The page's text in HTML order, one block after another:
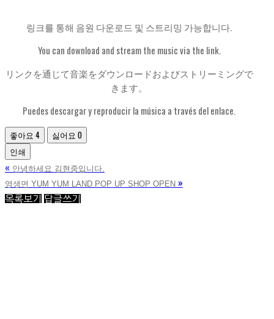
링크를 통해 음원 다운로드 및 스트리밍 가능합니다.
You can download and stream the music via the link.
リンクを通じて音楽をダウンロードおよびストリーミングで
きます。
Puedes descargar y reproducir la música a través del enlace.
좋아요 4 싫어요 0
인쇄
« 안녕하세요 김현중입니다.
영생면 YUM YUM LAND POP UP SHOP OPEN »
목록보기 답글쓰기